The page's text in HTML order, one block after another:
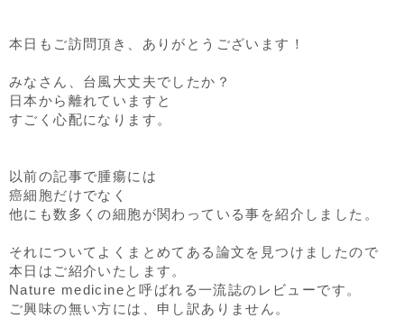
本日もご訪問頂き、ありがとうございます！
みなさん、台風大丈夫でしたか？
日本から離れていますと
すごく心配になります。
以前の記事で腫瘍には
癌細胞だけでなく
他にも数多くの細胞が関わっている事を紹介しました。
それについてよくまとめてある論文を見つけましたので
本日はご紹介いたします。
Nature medicineと呼ばれる一流誌のレビューです。
ご興味の無い方には、申し訳ありません。